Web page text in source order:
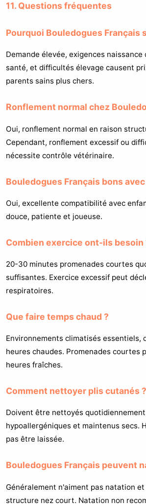
11. Questions fréquentes
Pourquoi Bouledogues Français
Demande élevée, exigences
santé, et difficultés élevage causent
parents sains plus chers.
Ronflement normal chez
Oui, ronflement normal en raison
Cependant, ronflement excessif ou
nécessite contrôle vétérinaire.
Bouledogues Français bons
Oui, excellente compatibilité avec
douce, patiente et joueuse.
Combien exercice ont-ils besoin
20-30 minutes promenades courtes
suffisantes. Exercice excessif peut
respiratoires.
Que faire temps chaud ?
Environnements climatisés
heures chaudes. Promenades courtes
heures fraîches.
Comment nettoyer plis cutanés ?
Doivent être nettoyés
hypoallergéniques et maintenus secs.
pas être laissée.
Bouledogues Français peuvent
Généralement n'aiment pas natation
structure nez court. Natation non